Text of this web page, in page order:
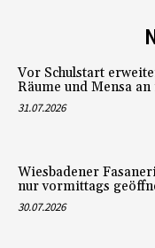
Vor Schulstart
Räume und Mensa
31.07.2026
Wiesbadener
nur vormittags
30.07.2026